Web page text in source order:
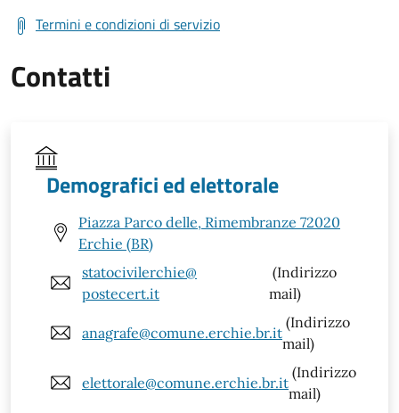
Termini e condizioni di servizio
Contatti
Demografici ed elettorale
Piazza Parco delle, Rimembranze 72020
Erchie (BR)
statocivilerchie@
postecert.it
(Indirizzo
mail)
anagrafe@comune.erchie.br.it
(Indirizzo
mail)
elettorale@comune.erchie.br.it
(Indirizzo
mail)